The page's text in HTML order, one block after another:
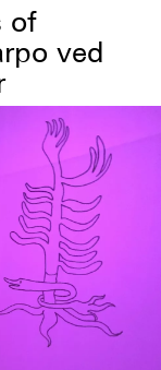
of
ved